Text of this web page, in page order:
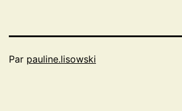
Par pauline.lisowski